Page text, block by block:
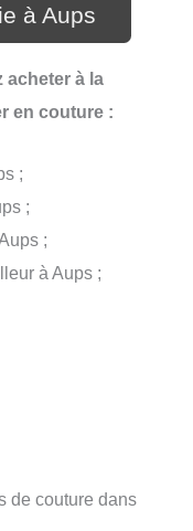
à Aups
acheter à la
en couture :
;
;
;
à Aups ;
de couture dans